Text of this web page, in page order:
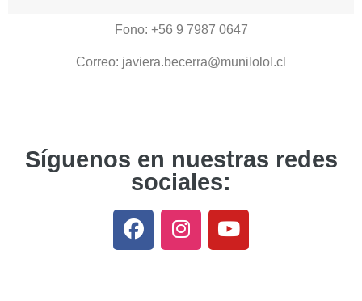
Fono: +56 9 7987 0647
Correo: javiera.becerra@munilolol.cl
Síguenos en nuestras redes
sociales: